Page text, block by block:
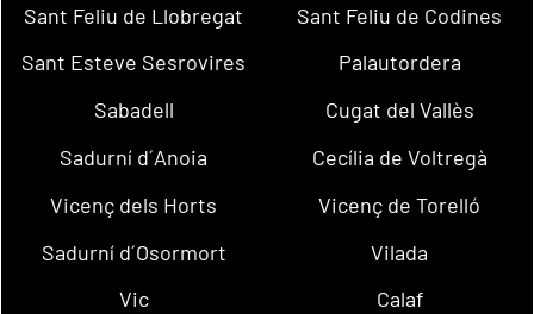
Sant Feliu de Llobregat
Sant Feliu de Codines
Sant Esteve Sesrovires
Palautordera
Sabadell
Cugat del Vallès
Sadurní d´Anoia
Cecília de Voltregà
Vicenç dels Horts
Vicenç de Torelló
Sadurní d´Osormort
Vilada
Vic
Calaf